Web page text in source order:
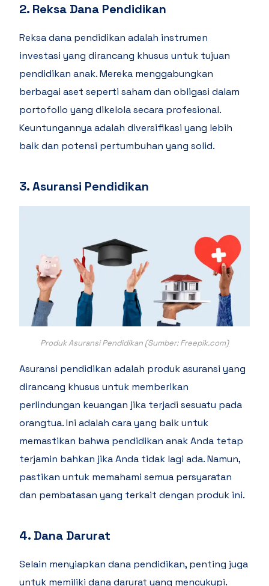
2. Reksa Dana Pendidikan
Reksa dana pendidikan adalah instrumen
investasi yang dirancang khusus untuk tujuan
pendidikan anak. Mereka menggabungkan
berbagai aset seperti saham dan obligasi dalam
portofolio yang dikelola secara profesional.
Keuntungannya adalah diversifikasi yang lebih
baik dan potensi pertumbuhan yang solid.
3. Asuransi Pendidikan
Produk Asuransi Pendidikan (Sumber: Freepik.com)
Asuransi pendidikan adalah produk asuransi yang
dirancang khusus untuk memberikan
perlindungan keuangan jika terjadi sesuatu pada
orangtua. Ini adalah cara yang baik untuk
memastikan bahwa pendidikan anak Anda tetap
terjamin bahkan jika Anda tidak lagi ada. Namun,
pastikan untuk memahami semua persyaratan
dan pembatasan yang terkait dengan produk ini.
4. Dana Darurat
Selain menyiapkan dana pendidikan, penting juga
untuk memiliki dana darurat yang mencukupi.